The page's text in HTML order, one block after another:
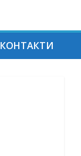
КОНТАКТИ